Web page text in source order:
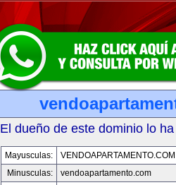
El dueño de este dominio lo
Mayusculas:
VENDOAPARTAMENTO.COM
Minusculas:
vendoapartamento.com